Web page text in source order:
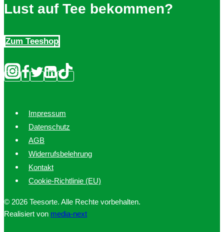
Lust auf Tee bekommen?
Zum Teeshop
Impressum
Datenschutz
AGB
Widerrufsbelehrung
Kontakt
Cookie-Richtlinie (EU)
© 2026 Teesorte. Alle Rechte vorbehalten.
Realisiert von media-next